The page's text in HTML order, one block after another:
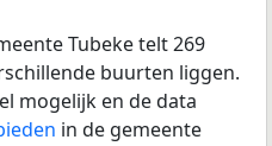
Tubeke telt 269
buurten liggen.
mogelijk en de data
in de gemeente